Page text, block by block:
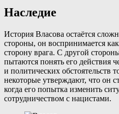
Наследие
История Власова остаётся
стороны, он воспринимается
сторону врага. С другой
пытаются понять его действия
и политических обстоятельств
некоторые утверждают, что он
когда его попытка изменить
сотрудничеством с нацистами.